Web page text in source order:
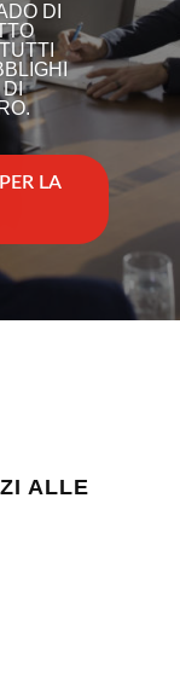
DI
DI
LA
ALLE